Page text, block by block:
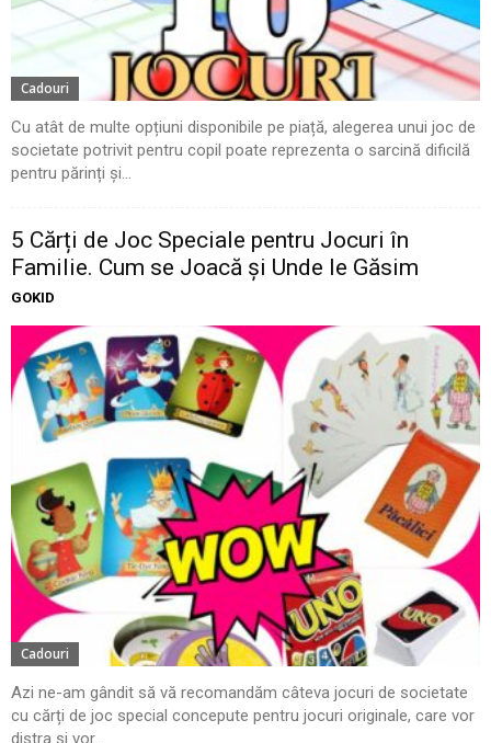
Cadouri
Cu atât de multe opțiuni disponibile pe piață, alegerea unui joc de
societate potrivit pentru copil poate reprezenta o sarcină dificilă
pentru părinți și...
5 Cărți de Joc Speciale pentru Jocuri în
Familie. Cum se Joacă și Unde le Găsim
GOKID
Cadouri
Azi ne-am gândit să vă recomandăm câteva jocuri de societate
cu cărți de joc special concepute pentru jocuri originale, care vor
distra și vor...